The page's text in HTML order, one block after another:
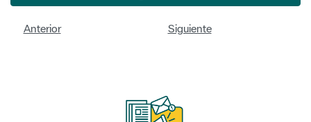
Anterior Siguiente